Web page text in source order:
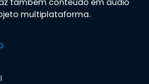
multiplataforma.